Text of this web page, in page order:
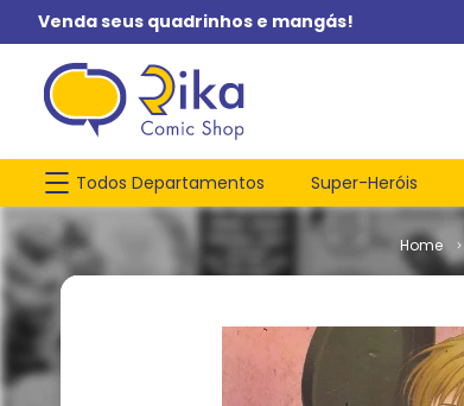
Venda seus quadrinhos e mangás!
Todos Departamentos Super-Heróis